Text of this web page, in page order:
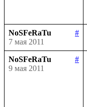
NoSFeRaTu
#
7 мая 2011
NoSFeRaTu
#
9 мая 2011